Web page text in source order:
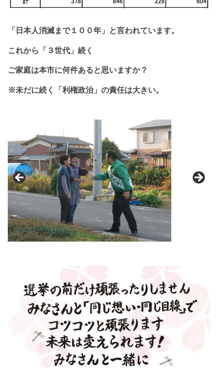
「日本人消滅まで１ ００年」と言われています。
これから 「３世代」続く
ご家庭は本市に何件あると思いますか？
※未だに続く「利権政治」の責任は大きい。